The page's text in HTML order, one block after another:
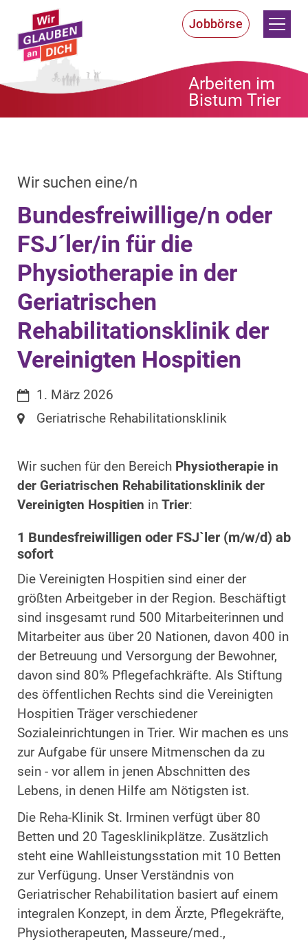
Zum Inhalt springen
Arbeiten im
Bistum Trier
Jobbörse
Wir suchen eine/n
Bundesfreiwillige/n oder
FSJ´ler/in für die
Physiotherapie in der
Geriatrischen
Rehabilitationsklinik der
Vereinigten Hospitien
Datum:1. März 2026
Ort: Geriatrische Rehabilitationsklinik
Wir suchen für den Bereich Physiotherapie in
der Geriatrischen Rehabilitationsklinik der
Vereinigten Hospitien in Trier:
1 Bundesfreiwilligen oder FSJ`ler (m/w/d) ab
sofort
Die Vereinigten Hospitien sind einer der
größten Arbeitgeber in der Region. Beschäftigt
sind insgesamt rund 500 Mitarbeiterinnen und
Mitarbeiter aus über 20 Nationen, davon 400 in
der Betreuung und Versorgung der Bewohner,
davon sind 80% Pflegefachkräfte. Als Stiftung
des öffentlichen Rechts sind die Vereinigten
Hospitien Träger verschiedener
Sozialeinrichtungen in Trier. Wir machen es uns
zur Aufgabe für unsere Mitmenschen da zu
sein - vor allem in jenen Abschnitten des
Lebens, in denen Hilfe am Nötigsten ist.
Die Reha-Klinik St. Irminen verfügt über 80
Betten und 20 Tagesklinikplätze. Zusätzlich
steht eine Wahlleistungsstation mit 10 Betten
zur Verfügung. Unser Verständnis von
Geriatrischer Rehabilitation basiert auf einem
integralen Konzept, in dem Ärzte, Pflegekräfte,
Physiotherapeuten, Masseure/med.,